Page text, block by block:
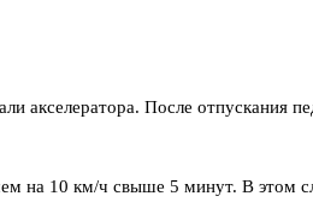
акселератора. После отпускания
на 10 км/ч свыше 5 минут. В этом